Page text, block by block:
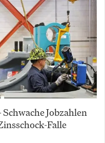
Jobzahlen
Falle